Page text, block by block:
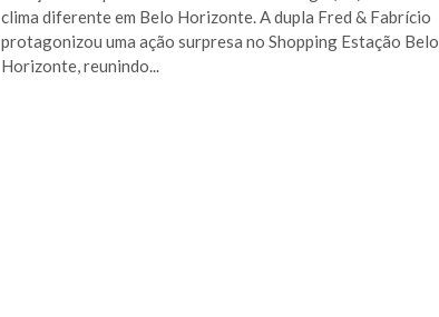
clima diferente em Belo Horizonte. A dupla Fred & Fabrício
protagonizou uma ação surpresa no Shopping Estação Belo
Horizonte, reunindo...